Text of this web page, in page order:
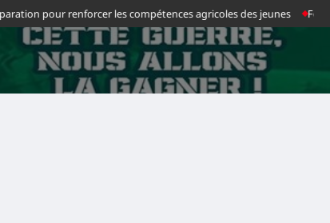
pour renforcer les compétences agricoles des jeunes Football